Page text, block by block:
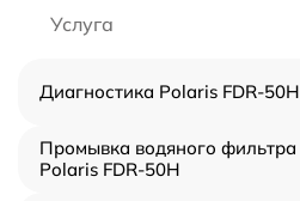
Услуга
Диагностика Polaris FDR-50H
Промывка водяного фильтра
Polaris FDR-50H